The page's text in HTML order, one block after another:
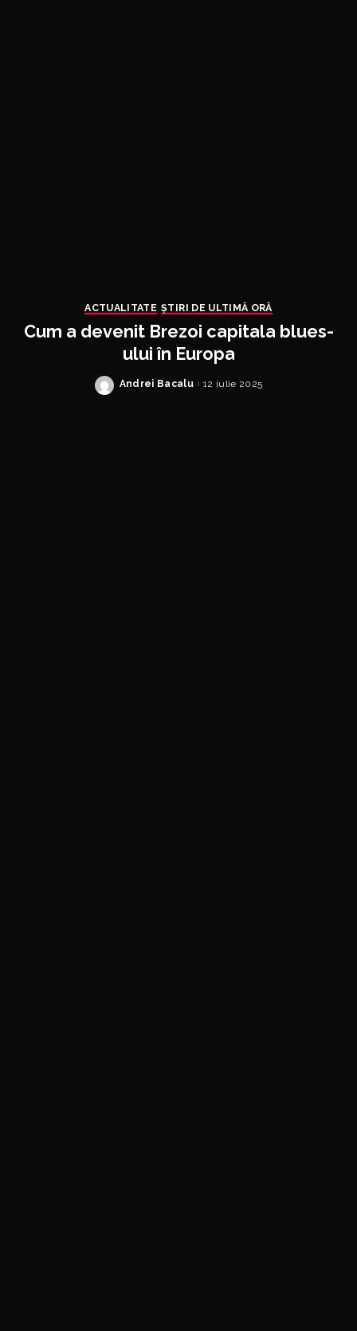
ACTUALITATE ȘTIRI DE ULTIMĂ ORĂ
Cum a devenit Brezoi capitala blues-
ului în Europa
Posted
Andrei Bacalu 12 iulie 2025